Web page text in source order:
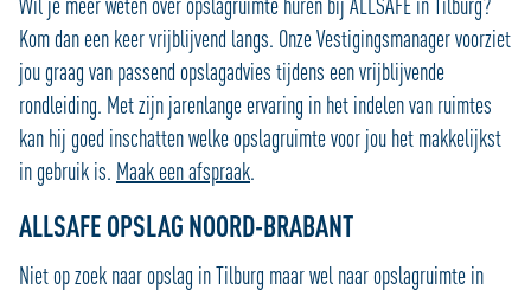
Kom dan een keer vrijblijvend langs. Onze Vestigingsmanager voorziet
jou graag van passend opslagadvies tijdens een vrijblijvende
rondleiding. Met zijn jarenlange ervaring in het indelen van ruimtes
kan hij goed inschatten welke opslagruimte voor jou het makkelijkst
in gebruik is. Maak een afspraak.
ALLSAFE OPSLAG NOORD-BRABANT
Niet op zoek naar opslag in Tilburg maar wel naar opslagruimte in